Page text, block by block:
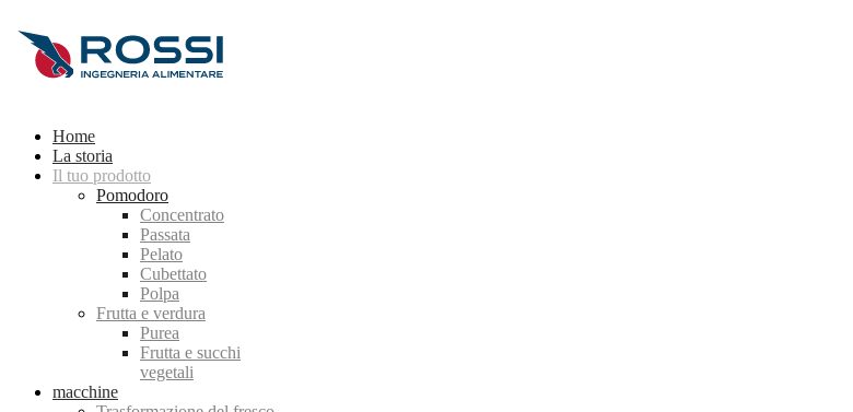
Home
La storia
Il tuo prodotto
Pomodoro
Concentrato
Passata
Pelato
Cubettato
Polpa
Frutta e verdura
Purea
Frutta e succhi
vegetali
macchine